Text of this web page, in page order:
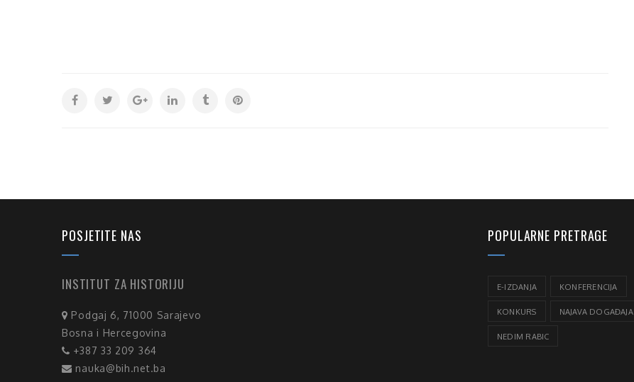
POSJETITE NAS
INSTITUT ZA HISTORIJU
Podgaj 6, 71000 Sarajevo
Bosna i Hercegovina
+387 33 209 364
nauka@bih.net.ba
POPULARNE PRETRAGE
E-IZDANJA KONFERENCIJA
KONKURS NAJAVA DOGAĐAJA
NEDIM RABIC